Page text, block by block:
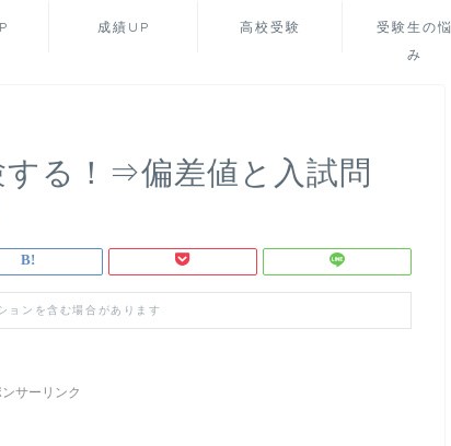
成績UP 高校受験
受験生の悩
み
る！⇒偏差値と入試問
ョンを含む場合があります
サーリンク